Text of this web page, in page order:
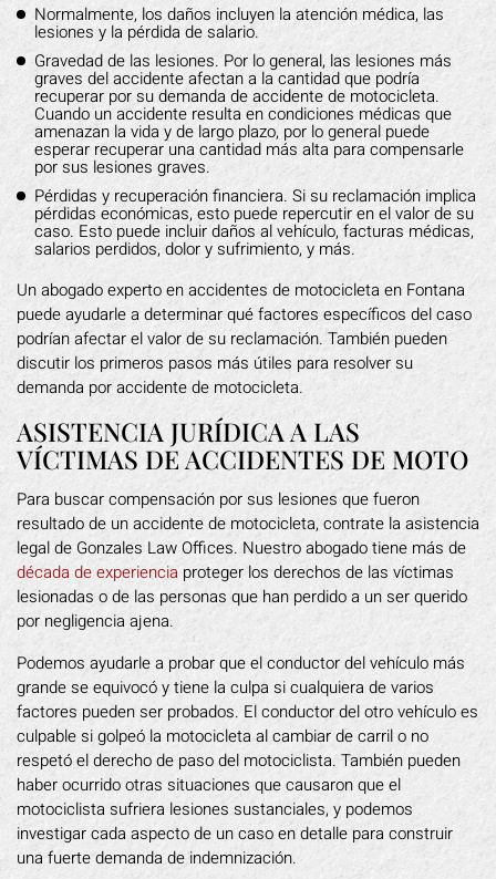
Normalmente, los daños incluyen la atención médica, las
lesiones y la pérdida de salario.
Gravedad de las lesiones. Por lo general, las lesiones más
graves del accidente afectan a la cantidad que podría
recuperar por su demanda de accidente de motocicleta.
Cuando un accidente resulta en condiciones médicas que
amenazan la vida y de largo plazo, por lo general puede
esperar recuperar una cantidad más alta para compensarle
por sus lesiones graves.
Pérdidas y recuperación financiera. Si su reclamación implica
pérdidas económicas, esto puede repercutir en el valor de su
caso. Esto puede incluir daños al vehículo, facturas médicas,
salarios perdidos, dolor y sufrimiento, y más.
Un abogado experto en accidentes de motocicleta en Fontana
puede ayudarle a determinar qué factores específicos del caso
podrían afectar el valor de su reclamación. También pueden
discutir los primeros pasos más útiles para resolver su
demanda por accidente de motocicleta.
ASISTENCIA JURÍDICA A LAS
VÍCTIMAS DE ACCIDENTES DE MOTO
Para buscar compensación por sus lesiones que fueron
resultado de un accidente de motocicleta, contrate la asistencia
legal de Gonzales Law Offices. Nuestro abogado tiene más de
década de experiencia proteger los derechos de las víctimas
lesionadas o de las personas que han perdido a un ser querido
por negligencia ajena.
Podemos ayudarle a probar que el conductor del vehículo más
grande se equivocó y tiene la culpa si cualquiera de varios
factores pueden ser probados. El conductor del otro vehículo es
culpable si golpeó la motocicleta al cambiar de carril o no
respetó el derecho de paso del motociclista. También pueden
haber ocurrido otras situaciones que causaron que el
motociclista sufriera lesiones sustanciales, y podemos
investigar cada aspecto de un caso en detalle para construir
una fuerte demanda de indemnización.